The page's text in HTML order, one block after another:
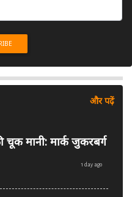
और पढ़ें
मानी: मार्क जुकरबर्ग
1 day ago